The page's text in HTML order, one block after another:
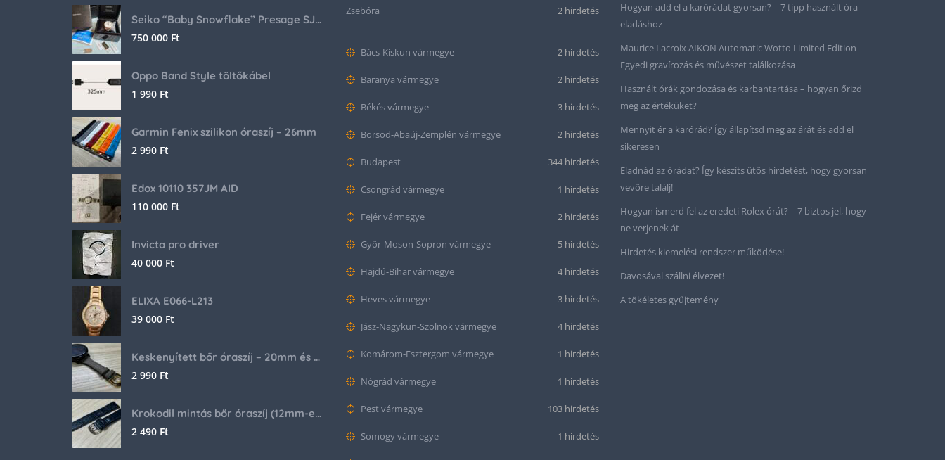
Seiko “Baby Snowflake” Presage SJE073J1/SARA015 Limited Edition
750 000 Ft
Oppo Band Style töltőkábel
1 990 Ft
Garmin Fenix szilikon óraszíj – 26mm
2 990 Ft
Edox 10110 357JM AID
110 000 Ft
Invicta pro driver
40 000 Ft
ELIXA E066-L213
39 000 Ft
Keskenyített bőr óraszíj – 20mm és 22mm méretben
2 990 Ft
Krokodil mintás bőr óraszíj (12mm-es befogóval rendelkező órához)
2 490 Ft
Zsebóra 2 hirdetés
Bács-Kiskun vármegye 2 hirdetés
Baranya vármegye 2 hirdetés
Békés vármegye 3 hirdetés
Borsod-Abaúj-Zemplén vármegye 2 hirdetés
Budapest 344 hirdetés
Csongrád vármegye 1 hirdetés
Fejér vármegye 2 hirdetés
Győr-Moson-Sopron vármegye 5 hirdetés
Hajdú-Bihar vármegye 4 hirdetés
Heves vármegye 3 hirdetés
Jász-Nagykun-Szolnok vármegye 4 hirdetés
Komárom-Esztergom vármegye 1 hirdetés
Nógrád vármegye 1 hirdetés
Pest vármegye 103 hirdetés
Somogy vármegye 1 hirdetés
Hogyan add el a karórádat gyorsan? – 7 tipp használt óra
eladáshoz
Maurice Lacroix AIKON Automatic Wotto Limited Edition –
Egyedi gravírozás és művészet találkozása
Használt órák gondozása és karbantartása – hogyan őrizd
meg az értéküket?
Mennyit ér a karórád? Így állapítsd meg az árát és add el
sikeresen
Eladnád az órádat? Így készíts ütős hirdetést, hogy gyorsan
vevőre találj!
Hogyan ismerd fel az eredeti Rolex órát? – 7 biztos jel, hogy
ne verjenek át
Hirdetés kiemelési rendszer működése!
Davosával szállni élvezet!
A tökéletes gyűjtemény